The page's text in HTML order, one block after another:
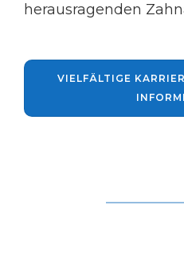
herausragenden
VIELFÄLTIGE